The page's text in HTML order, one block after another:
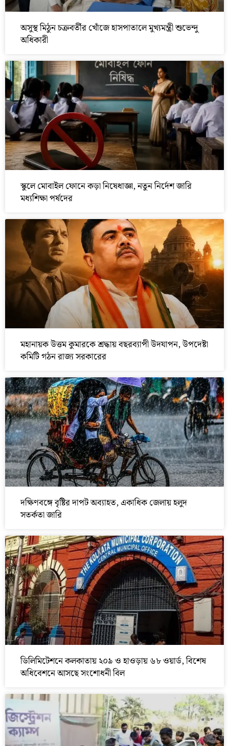
অসুস্থ মিঠুন চক্রবর্তীর খোঁজে হাসপাতালে মুখ্যমন্ত্রী শুভেন্দু
অধিকারী
স্কুলে মোবাইল ফোনে কড়া নিষেধাজ্ঞা, নতুন নির্দেশ জারি
মধ্যশিক্ষা পর্ষদের
মহানায়ক উত্তম কুমারকে শ্রদ্ধায় বছরব্যাপী উদযাপন, উপদেষ্টা
কমিটি গঠন রাজ্য সরকারের
দক্ষিণবঙ্গে বৃষ্টির দাপট অব্যাহত, একাধিক জেলায় হলুদ
সতর্কতা জারি
ডিলিমিটেশনে কলকাতায় ২০৯ ও হাওড়ায় ৬৮ ওয়ার্ড, বিশেষ
অধিবেশনে আসছে সংশোধনী বিল